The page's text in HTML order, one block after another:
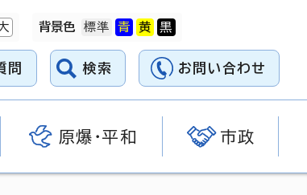
背景色
問 検索 お問い合わせ
原爆・平和 市政